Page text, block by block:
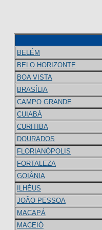
BELÉM
BELO HORIZONTE
BOA VISTA
BRASÍLIA
CAMPO GRANDE
CUIABÁ
CURITIBA
DOURADOS
FLORIANÓPOLIS
FORTALEZA
GOIÂNIA
ILHÉUS
JOÃO PESSOA
MACAPÁ
MACEIÓ